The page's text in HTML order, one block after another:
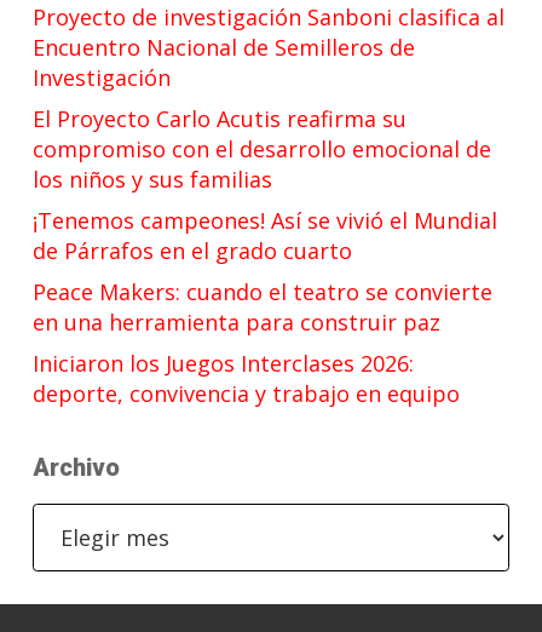
Proyecto de investigación Sanboni clasifica al
Encuentro Nacional de Semilleros de
Investigación
El Proyecto Carlo Acutis reafirma su
compromiso con el desarrollo emocional de
los niños y sus familias
¡Tenemos campeones! Así se vivió el Mundial
de Párrafos en el grado cuarto
Peace Makers: cuando el teatro se convierte
en una herramienta para construir paz
Iniciaron los Juegos Interclases 2026:
deporte, convivencia y trabajo en equipo
Archivo